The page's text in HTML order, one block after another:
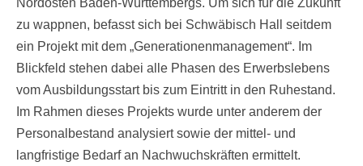
Nordosten Baden-Württembergs. Um sich für die Zukunft
zu wappnen, befasst sich bei Schwäbisch Hall seitdem
ein Projekt mit dem „Generationenmanagement“. Im
Blickfeld stehen dabei alle Phasen des Erwerbslebens
vom Ausbildungsstart bis zum Eintritt in den Ruhestand.
Im Rahmen dieses Projekts wurde unter anderem der
Personalbestand analysiert sowie der mittel- und
langfristige Bedarf an Nachwuchskräften ermittelt.